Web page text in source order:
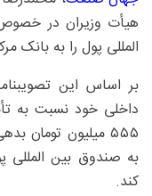
هیأت وزیران در
المللی پول را به بانک
بر اساس این
۵۵۵ میلیون تومان
به صندوق بین المللی
کند.